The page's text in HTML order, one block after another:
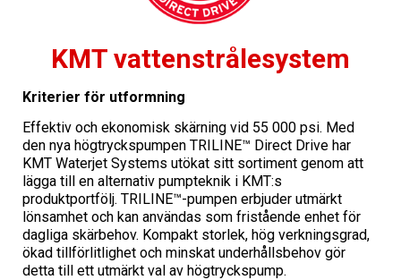
KMT vattenstrålesystem
Kriterier för utformning
Effektiv och ekonomisk skärning vid 55 000 psi. Med
den nya högtryckspumpen TRILINE™ Direct Drive har
KMT Waterjet Systems utökat sitt sortiment genom att
lägga till en alternativ pumpteknik i KMT:s
produktportfölj. TRILINE™-pumpen erbjuder utmärkt
lönsamhet och kan användas som fristående enhet för
dagliga skärbehov. Kompakt storlek, hög verkningsgrad,
ökad tillförlitlighet och minskat underhållsbehov gör
detta till ett utmärkt val av högtryckspump.